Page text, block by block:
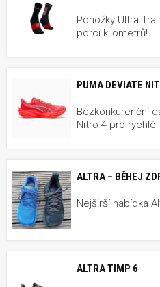
Ponožky Ultra
porci kilometrů!
PUMA DEVIATE
Bezkonkurenční
Nitro 4 pro rychlé
ALTRA – BĚHEJ
Nejširší nabídka
ALTRA TIMP 6